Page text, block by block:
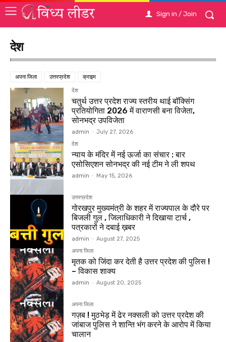
Sign in / Join
देश
अपना जिला उत्तरप्रदेश क्राइम
देश
चतुर्थ उत्तर प्रदेश राज्य स्तरीय थाई बॉक्सिंग
प्रतियोगिता 2026 में वाराणसी बना विजेता,
सोनभद्र उपविजेता
admin - July 27, 2026
देश
न्याय के मंदिर में नई ऊर्जा का संचार : बार
एसोसिएशन सोनभद्र की नई टीम ने ली शपथ
admin - May 15, 2026
उत्तरप्रदेश
गोरखपुर मुख्यमंत्री के शहर में राज्यपाल के दौरे पर
बिजली गुल , जिलाधिकारी ने दिखाया टार्च ,
पत्रकारों ने दबाई ख़बर
admin - August 27, 2025
अपना जिला
मृतक को जिंदा कर देती है उत्तर प्रदेश की पुलिस !
– विकास शाक्य
admin - August 20, 2025
अपना जिला
गज़ब ! मुठभेड़ में ढेर नक्सली को उत्तर प्रदेश की
जांबाज पुलिस ने शान्ति भंग करने के आरोप में किया
चालान